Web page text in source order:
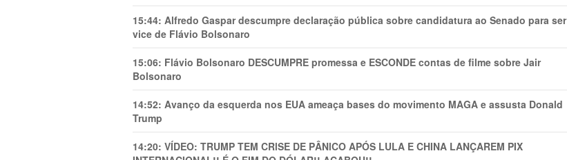
15:44: Alfredo Gaspar descumpre declaração pública sobre candidatura ao Senado para ser
vice de Flávio Bolsonaro
15:06: Flávio Bolsonaro DESCUMPRE promessa e ESCONDE contas de filme sobre Jair
Bolsonaro
14:52: Avanço da esquerda nos EUA ameaça bases do movimento MAGA e assusta Donald
Trump
14:20: VÍDEO: TRUMP TEM CRlSE DE PÂNlCO APÓS LULA E CHINA LANÇAREM PIX